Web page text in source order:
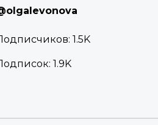
1.5K
1.9K